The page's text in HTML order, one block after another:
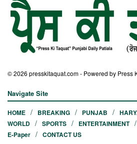
© 2026 presskitaquat.com- Powered by Press
Navigate Site
HOME BREAKING PUNJAB
WORLD
SPORTS ENTERTAINMENT
E-Paper
CONTACT US